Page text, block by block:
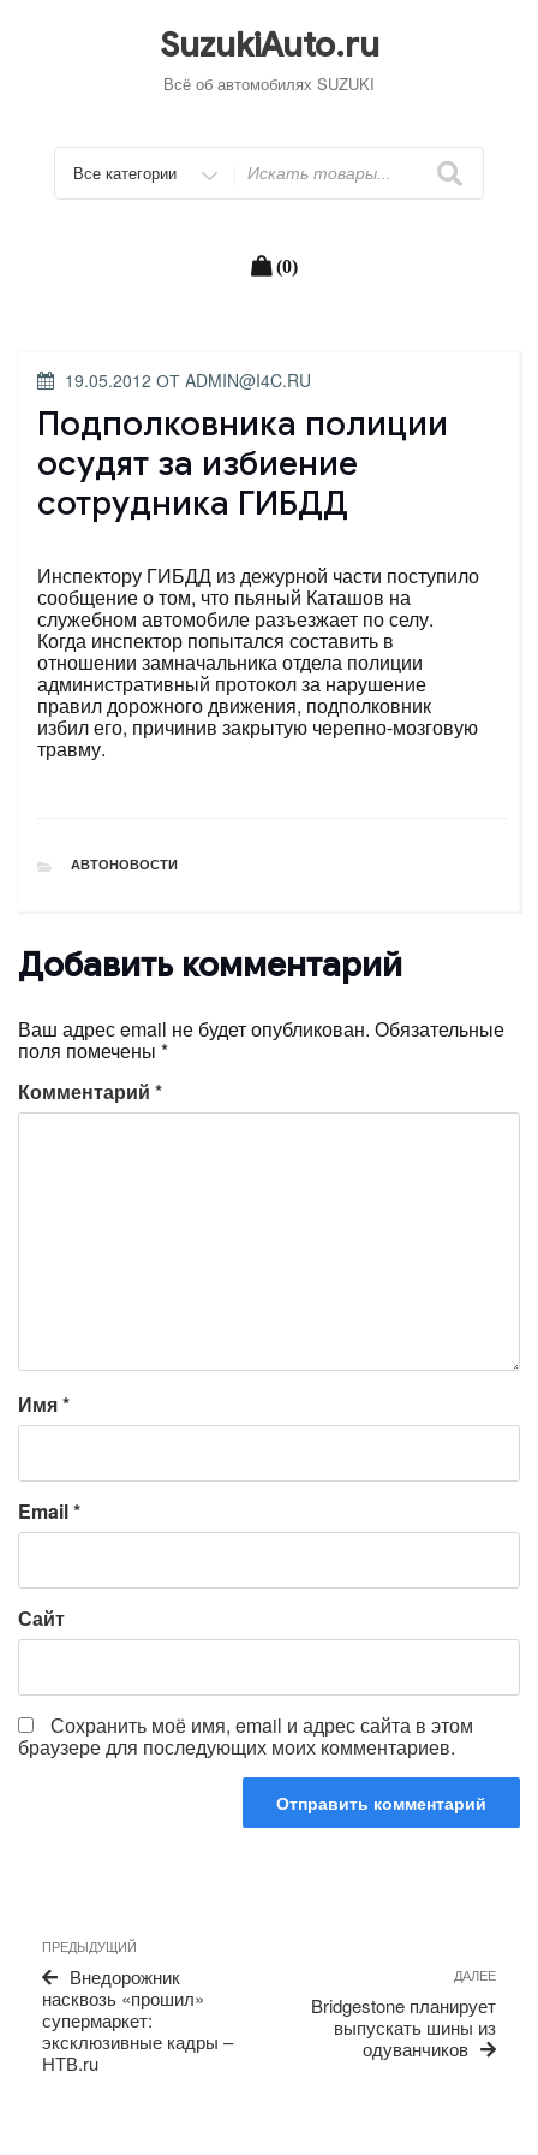
SuzukiAuto.ru
Всё об автомобилях SUZUKI
Искать
(0)
ОПУБЛИКОВАНО
19.05.2012 ОТ ADMIN@I4C.RU
Подполковника полиции
осудят за избиение
сотрудника ГИБДД
Инспектору ГИБДД из дежурной части поступило
сообщение о том, что пьяный Каташов на
служебном автомобиле разъезжает по селу.
Когда инспектор попытался составить в
отношении замначальника отдела полиции
административный протокол за нарушение
правил дорожного движения, подполковник
избил его, причинив закрытую черепно-мозговую
травму.
РУБРИКИ
АВТОНОВОСТИ
Добавить комментарий
Ваш адрес email не будет опубликован. Обязательные
поля помечены *
Комментарий *
Имя*
Email*
Сайт
Сохранить моё имя, email и адрес сайта в этом
браузере для последующих моих комментариев.
по
записям
Предыдущая
запись
ПРЕДЫДУЩИЙ
Внедорожник
насквозь «прошил»
супермаркет:
эксклюзивные кадры –
НТВ.ru
ДАЛЕЕ
Bridgestone планирует
выпускать шины из
одуванчиков